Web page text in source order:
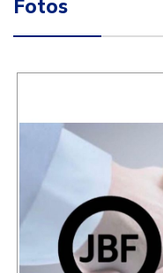
Fotos